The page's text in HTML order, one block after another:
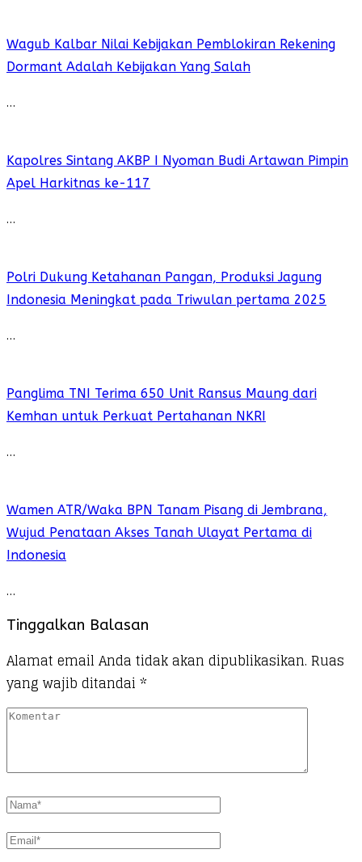
Wagub Kalbar Nilai Kebijakan Pemblokiran Rekening
Dormant Adalah Kebijakan Yang Salah
…
Kapolres Sintang AKBP I Nyoman Budi Artawan Pimpin
Apel Harkitnas ke-117
…
Polri Dukung Ketahanan Pangan, Produksi Jagung
Indonesia Meningkat pada Triwulan pertama 2025
…
Panglima TNI Terima 650 Unit Ransus Maung dari
Kemhan untuk Perkuat Pertahanan NKRI
…
Wamen ATR/Waka BPN Tanam Pisang di Jembrana,
Wujud Penataan Akses Tanah Ulayat Pertama di
Indonesia
…
Tinggalkan Balasan
Alamat email Anda tidak akan dipublikasikan. Ruas
yang wajib ditandai *